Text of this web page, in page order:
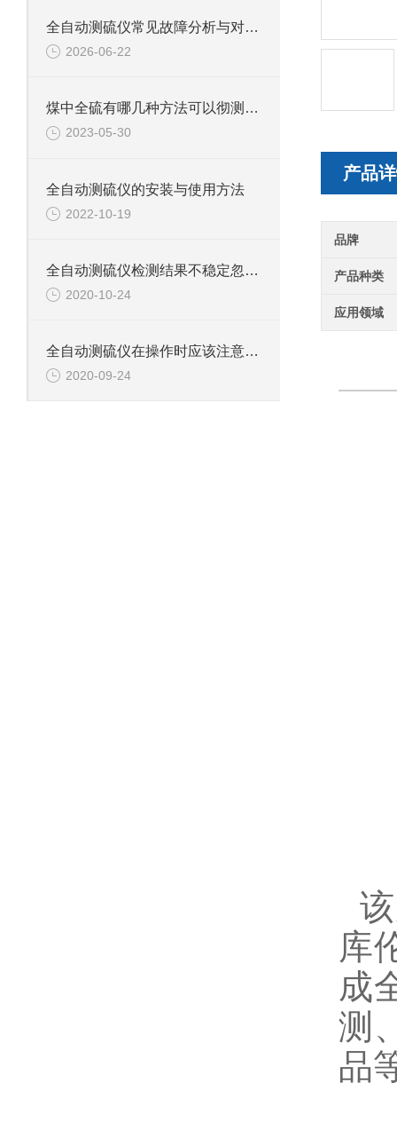
产品
品牌
产品种类
应用领域
库
成
测
品
全自动测硫仪常见故障分析与对应解决策略分享
2026-06-22
煤中全硫有哪几种方法可以彻测定？各有什么利弊？
2023-05-30
全自动测硫仪的安装与使用方法
2022-10-19
全自动测硫仪检测结果不稳定忽高忽低怎么办？
2020-10-24
全自动测硫仪在操作时应该注意的问题分析
2020-09-24